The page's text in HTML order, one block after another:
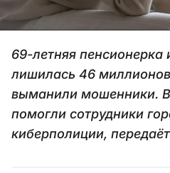
69-летняя
лишилась 46
выманили мошенники.
помогли сотрудники
киберполиции, передаёт